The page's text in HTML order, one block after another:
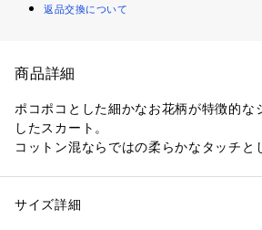
返品交換について
商品詳細
ポコポコとした細かなお花柄が特徴的な
したスカート。
コットン混ならではの柔らかなタッチと
ありつつもウエストまわりはシンプルな
性別：レディース
サイズ詳細